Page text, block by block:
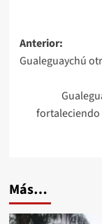
de
entradas
Anterior:
Gualeguaychú
fortaleciendo
Más…